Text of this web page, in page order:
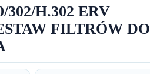
H.302 ERV
FILTRÓW DO